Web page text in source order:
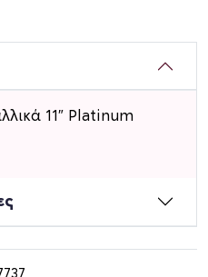
11″ Platinum